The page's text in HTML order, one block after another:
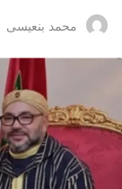
محمد بنعيسى